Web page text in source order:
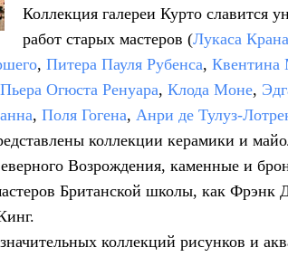
Коллекция галереи Курто славится
работ старых мастеров (Лукаса
, Питера Пауля Рубенса, Квентина
Пьера Огюста Ренуара, Клода Моне,
, Поля Гогена, Анри де Тулуз-
коллекции керамики и
Возрождения, каменные и
Британской школы, как Фрэнк
коллекций рисунков и